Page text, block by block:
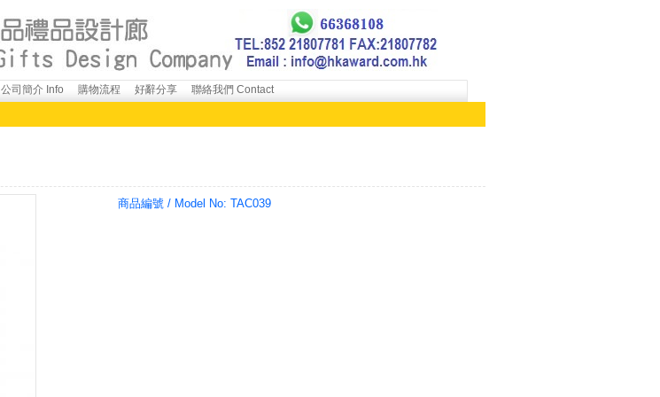
公司簡介 Info 購物流程 好辭分享 聯絡我們 Contact
商品編號 / Model No: TAC039